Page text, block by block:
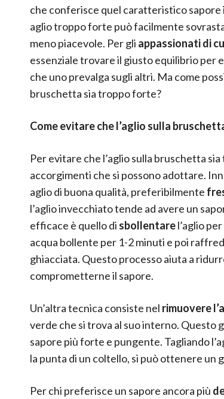
che conferisce quel caratteristico
aglio troppo forte può facilmente
meno piacevole. Per gli appassionati di
essenziale trovare il giusto equilibrio per
che uno prevalga sugli altri. Ma come
bruschetta sia troppo forte?
Come evitare che l’aglio sulla
Per evitare che l’aglio sulla bruschetta
accorgimenti che si possono adottare.
aglio di buona qualità, preferibilmente
l’aglio invecchiato tende ad avere un
efficace è quello di sbollentarel’aglio
acqua bollente per 1-2 minuti e poi
ghiacciata. Questo processo aiuta a
comprometterne il sapore.
Un’altra tecnica consiste nel rimuovere
verde che si trova al suo interno. Questo
sapore più forte e pungente. Tagliando
la punta di un coltello, si può ottenere un
Per chi preferisce un sapore ancora più